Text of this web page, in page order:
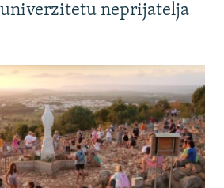
neprijatelja